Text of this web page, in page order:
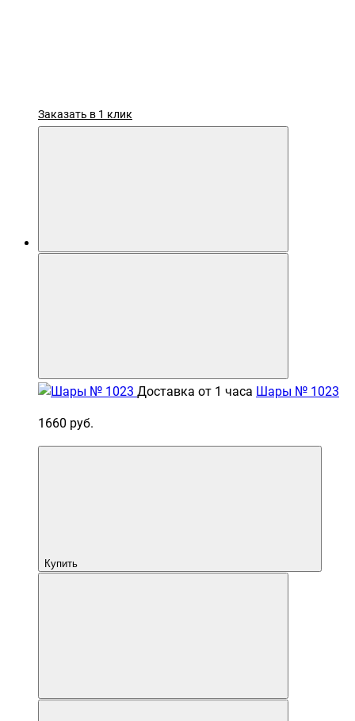
Заказать в 1 клик
Доставка от 1 часа Шары № 1023
1660 руб.
Купить